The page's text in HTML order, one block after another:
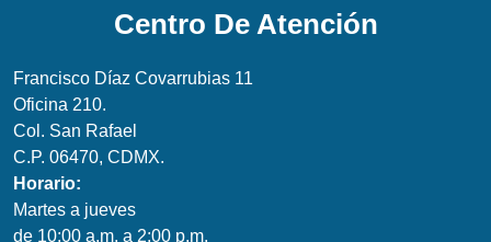
Centro De Atención
Francisco Díaz Covarrubias 11
Oficina 210.
Col. San Rafael
C.P. 06470, CDMX.
Horario:
Martes a jueves
de 10:00 a.m. a 2:00 p.m.